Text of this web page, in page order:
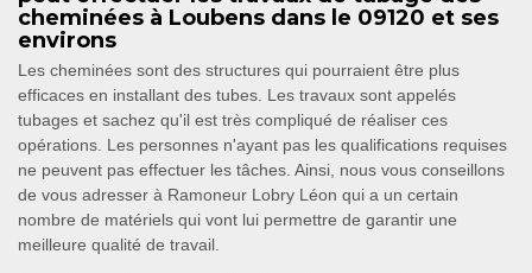
cheminées à Loubens dans le 09120 et ses
environs
Les cheminées sont des structures qui pourraient être plus
efficaces en installant des tubes. Les travaux sont appelés
tubages et sachez qu'il est très compliqué de réaliser ces
opérations. Les personnes n'ayant pas les qualifications requises
ne peuvent pas effectuer les tâches. Ainsi, nous vous conseillons
de vous adresser à Ramoneur Lobry Léon qui a un certain
nombre de matériels qui vont lui permettre de garantir une
meilleure qualité de travail.